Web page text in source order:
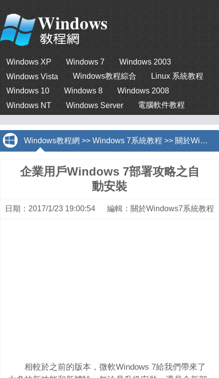
Windows XP Windows 7
Windows 2003
Windows Vista
Windows教程綜合
Linux 系統教程
Windows 10
Windows 8
Windows 2008
Windows NT
Windows Server 電腦軟件教程
Windows教程網 >> Windows 7系統教程 >> 關於Windows7系統教程
企業用戶Windows 7部署攻略之自
動安裝
日期：2017/1/23 19:00:54 編輯：關於Windows7系統教程
相較於之前的版本，微軟Windows 7給我們帶來了